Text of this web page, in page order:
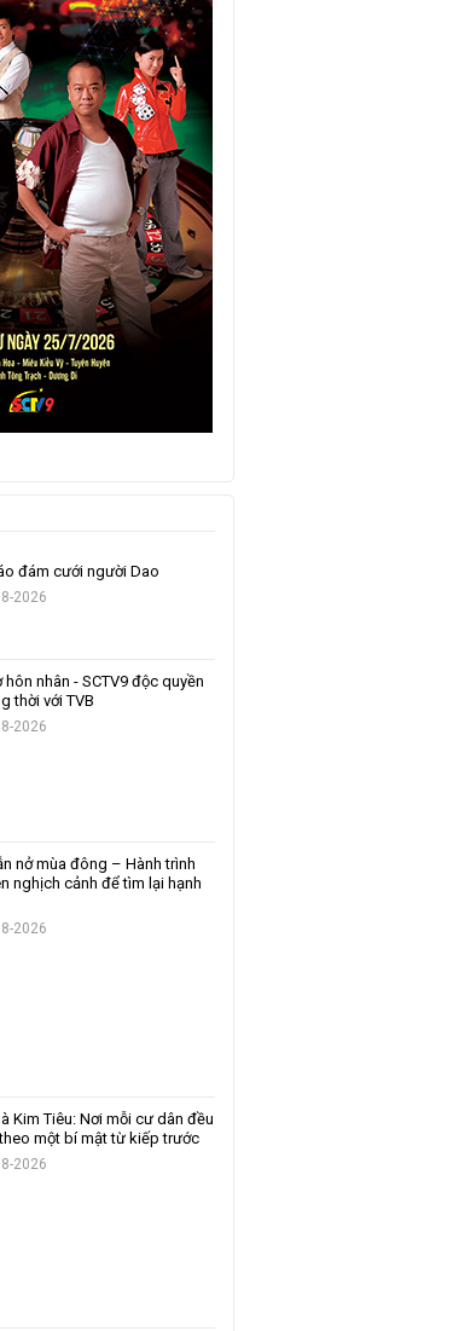
đám cưới người Dao
2026
hôn nhân - SCTV9 độc quyền
thời với TVB
2026
nở mùa đông – Hành trình
nghịch cảnh để tìm lại hạnh
2026
Kim Tiêu: Nơi mỗi cư dân đều
một bí mật từ kiếp trước
2026